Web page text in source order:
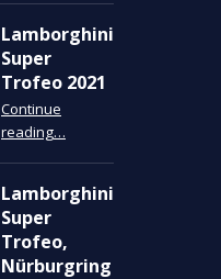
Lamborghini
Super
Trofeo 2021
Continue
reading…
Lamborghini
Super
Trofeo,
Nürburgring